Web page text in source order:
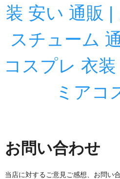
装 安い 通販 |
スチューム
コスプレ 衣
ミアコ
お問い合わせ
当店に対するご意見ご感想、お問い